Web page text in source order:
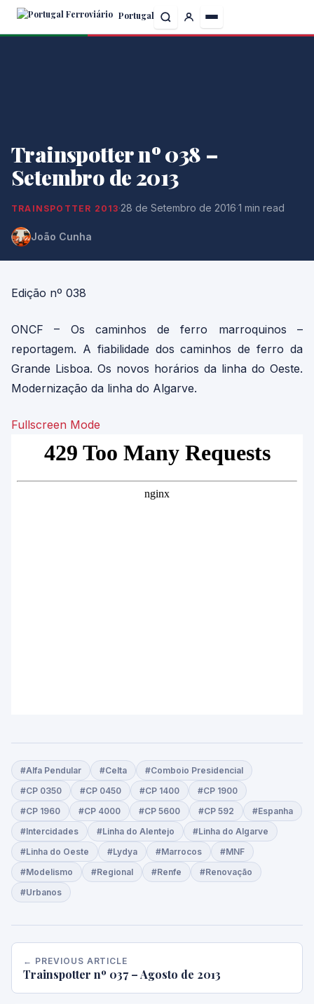
Skip
Portugal
Trainspotter nº 038 –
Setembro de 2013
TRAINSPOTTER 2013·28 de Setembro de 2016·1 min read
João Cunha
Edição nº 038
ONCF – Os caminhos de ferro marroquinos –
reportagem. A fiabilidade dos caminhos de ferro da
Grande Lisboa. Os novos horários da linha do Oeste.
Modernização da linha do Algarve.
Fullscreen Mode
#Alfa Pendular #Celta
#Comboio Presidencial
#CP 0350
#CP 0450 #CP 1400
#CP 1900
#CP 1960
#CP 4000 #CP 5600 #CP 592
#Espanha
#Intercidades
#Linha do Alentejo
#Linha do Algarve
#Linha do Oeste
#Lydya #Marrocos
#MNF
#Modelismo
#Regional #Renfe
#Renovação
#Urbanos
← PREVIOUS ARTICLE
Trainspotter nº 037 – Agosto de 2013